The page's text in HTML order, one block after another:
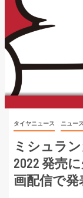
タイヤニュース ニュース
ミシュラ
2022 発売
画配信で発